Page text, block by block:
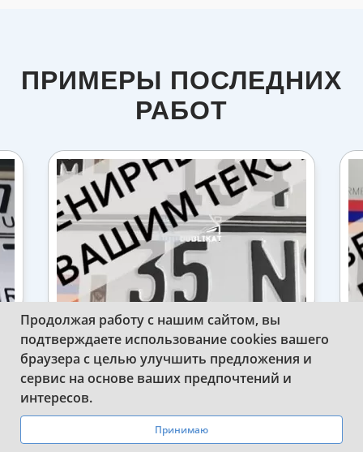
ПРИМЕРЫ ПОСЛЕДНИХ
РАБОТ
СДЕЛАЛИ СУВЕНИРНЫЕ ДУБЛИКАТЫ
АВТОНОМЕРА АРМЕНИИ
Продолжая работу с нашим сайтом, вы
подтверждаете использование cookies вашего
браузера с целью улучшить предложения и
сервис на основе ваших предпочтений и
интересов.
Принимаю
WhatsApp